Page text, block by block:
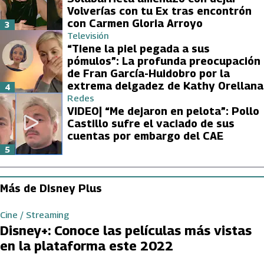
Volverías con tu Ex tras encontrón
con Carmen Gloria Arroyo
3
Televisión
“Tiene la piel pegada a sus
pómulos”: La profunda preocupación
de Fran García-Huidobro por la
extrema delgadez de Kathy Orellana
4
Redes
VIDEO| “Me dejaron en pelota”: Pollo
Castillo sufre el vaciado de sus
cuentas por embargo del CAE
5
Más de Disney Plus
Cine / Streaming
Disney+: Conoce las películas más vistas
en la plataforma este 2022